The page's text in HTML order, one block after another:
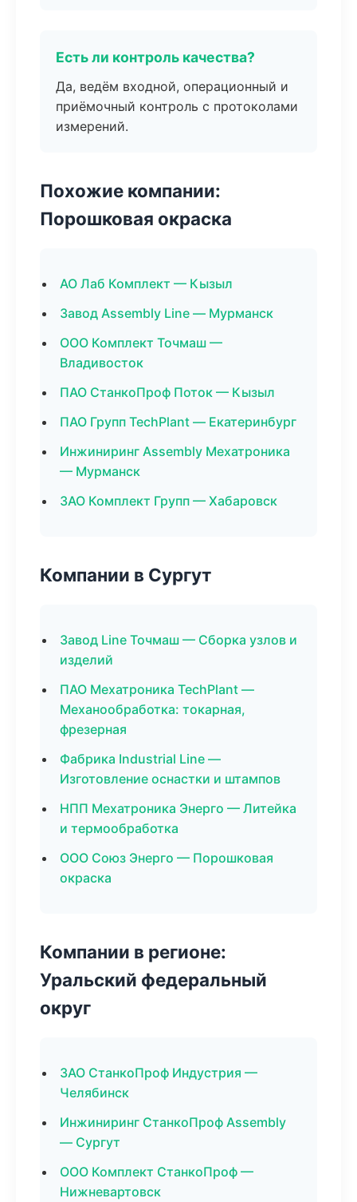
Есть ли контроль качества?
Да, ведём входной, операционный и
приёмочный контроль с протоколами
измерений.
Похожие компании:
Порошковая окраска
АО Лаб Комплект — Кызыл
Завод Assembly Line — Мурманск
ООО Комплект Точмаш —
Владивосток
ПАО СтанкоПроф Поток — Кызыл
ПАО Групп TechPlant — Екатеринбург
Инжиниринг Assembly Мехатроника
— Мурманск
ЗАО Комплект Групп — Хабаровск
Компании в Сургут
Завод Line Точмаш — Сборка узлов и
изделий
ПАО Мехатроника TechPlant —
Механообработка: токарная,
фрезерная
Фабрика Industrial Line —
Изготовление оснастки и штампов
НПП Мехатроника Энерго — Литейка
и термообработка
ООО Союз Энерго — Порошковая
окраска
Компании в регионе:
Уральский федеральный
округ
ЗАО СтанкоПроф Индустрия —
Челябинск
Инжиниринг СтанкоПроф Assembly
— Сургут
ООО Комплект СтанкоПроф —
Нижневартовск